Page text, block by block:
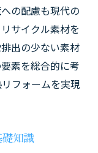
フォーム
めの断熱対策
出す方法
フォームの秘
境を実現
果の高い住
の配慮も現代の
サイクル素材を
出の少ない素材
素を総合的に考
フォームを実現
知識